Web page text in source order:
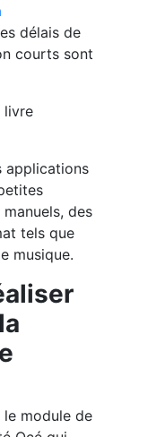
délais de
courts sont
livre
applications
des
tels que
musique.
module de